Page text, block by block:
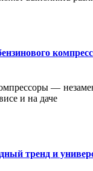
—
и на даче
тренд и